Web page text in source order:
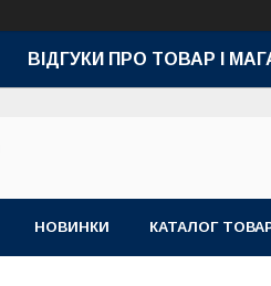
ВІДГУКИ ПРО ТОВАР І
НОВИНКИ КАТАЛОГ